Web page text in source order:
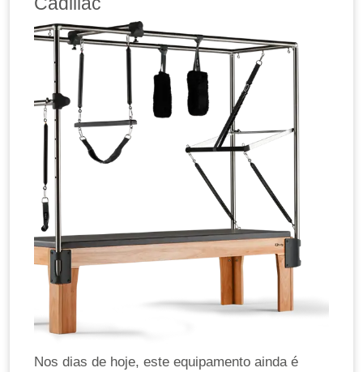
Nos dias de hoje, este equipamento ainda é